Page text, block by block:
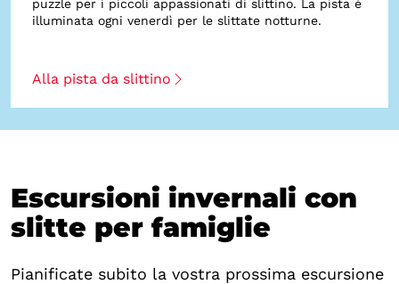
puzzle per i piccoli appassionati di slittino. La pista è
illuminata ogni venerdì per le slittate notturne.
Alla pista da slittino
Escursioni invernali con
slitte per famiglie
Pianificate subito la vostra prossima escursione